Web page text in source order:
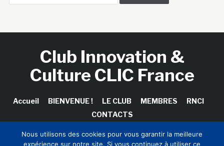
Club Innovation &
Culture CLIC France
Accueil BIENVENUE ! LE CLUB MEMBRES
RNCI
CONTACTS
Nous utilisons des cookies pour vous garantir la meilleure
expérience sur notre site. Si vous continuez à utiliser ce